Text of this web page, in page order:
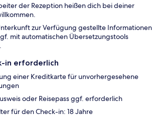
der Rezeption heißen dich bei deiner
zur Verfügung gestellte Informationen
mit automatischen Übersetzungstools
in erforderlich
einer Kreditkarte für unvorhergesehene
oder Reisepass ggf. erforderlich
für den Check-in: 18 Jahre